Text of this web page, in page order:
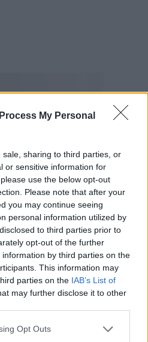
My Personal
sharing to third parties, or
or sensitive information for
use the below opt-out
Please note that after your
you may continue seeing
personal information utilized by
to third parties prior to
opt-out of the further
by third parties on the
This information may
parties on the IAB’s List of
may further disclose it to other
Opt Outs